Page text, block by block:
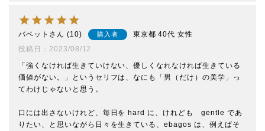
バベット 10 購入者 東京都 40代 女性
投稿日
2023/08/12
「強くなければ生きていけない、優しくなれなければ生きている
価値がない。」というセリフは、なにも「男（だけ）の美学」っ
てわけじゃないと思う。
口には出さないけれど、毎日を hard に、けれども　gentle であ
りたい、と思いながら日々を生きている、ebagos は、例えばそ